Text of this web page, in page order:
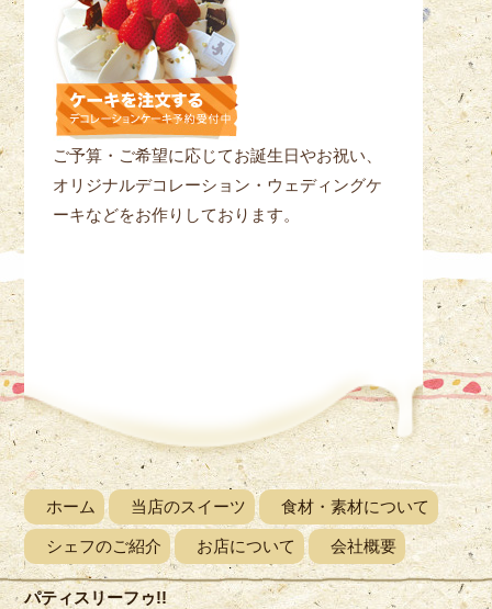
ご予算・ご希望に応じてお誕生日やお祝い、
オリジナルデコレーション・ウェディングケ
ーキなどをお作りしております。
ホーム 当店のスイーツ 食材・素材について
シェフのご紹介 お店について 会社概要
パティスリーフゥ!!